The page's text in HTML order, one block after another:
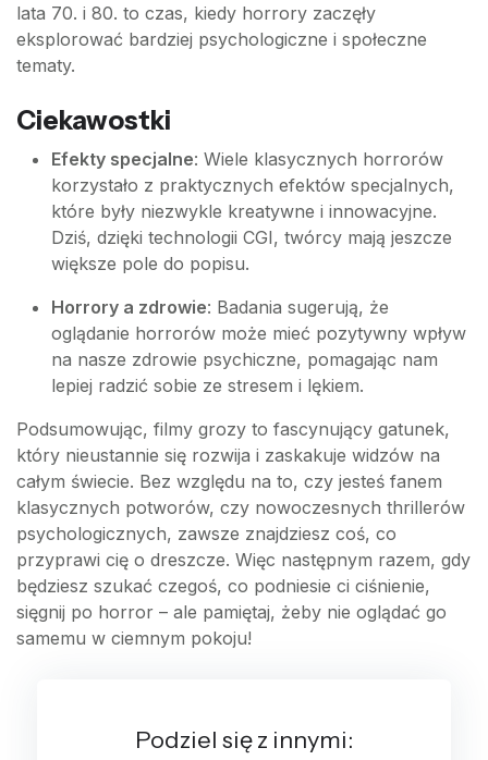
lata 70. i 80. to czas, kiedy horrory zaczęły
eksplorować bardziej psychologiczne i społeczne
tematy.
Ciekawostki
Efekty specjalne: Wiele klasycznych horrorów
korzystało z praktycznych efektów specjalnych,
które były niezwykle kreatywne i innowacyjne.
Dziś, dzięki technologii CGI, twórcy mają jeszcze
większe pole do popisu.
Horrory a zdrowie: Badania sugerują, że
oglądanie horrorów może mieć pozytywny wpływ
na nasze zdrowie psychiczne, pomagając nam
lepiej radzić sobie ze stresem i lękiem.
Podsumowując, filmy grozy to fascynujący gatunek,
który nieustannie się rozwija i zaskakuje widzów na
całym świecie. Bez względu na to, czy jesteś fanem
klasycznych potworów, czy nowoczesnych thrillerów
psychologicznych, zawsze znajdziesz coś, co
przyprawi cię o dreszcze. Więc następnym razem, gdy
będziesz szukać czegoś, co podniesie ci ciśnienie,
sięgnij po horror – ale pamiętaj, żeby nie oglądać go
samemu w ciemnym pokoju!
Podziel się z innymi: